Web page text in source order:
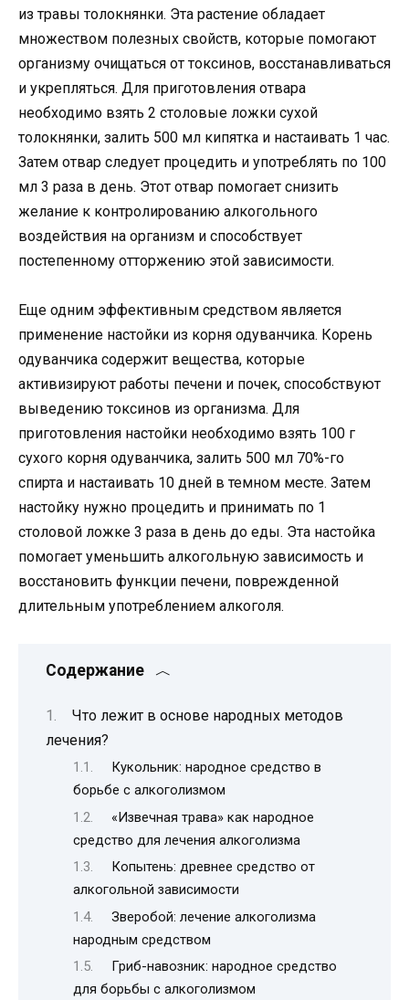
из травы толокнянки. Эта растение обладает
множеством полезных свойств, которые помогают
организму очищаться от токсинов, восстанавливаться
и укрепляться. Для приготовления отвара
необходимо взять 2 столовые ложки сухой
толокнянки, залить 500 мл кипятка и настаивать 1 час.
Затем отвар следует процедить и употреблять по 100
мл 3 раза в день. Этот отвар помогает снизить
желание к контролированию алкогольного
воздействия на организм и способствует
постепенному отторжению этой зависимости.
Еще одним эффективным средством является
применение настойки из корня одуванчика. Корень
одуванчика содержит вещества, которые
активизируют работы печени и почек, способствуют
выведению токсинов из организма. Для
приготовления настойки необходимо взять 100 г
сухого корня одуванчика, залить 500 мл 70%-го
спирта и настаивать 10 дней в темном месте. Затем
настойку нужно процедить и принимать по 1
столовой ложке 3 раза в день до еды. Эта настойка
помогает уменьшить алкогольную зависимость и
восстановить функции печени, поврежденной
длительным употреблением алкоголя.
Содержание
Что лежит в основе народных методов
лечения?
Кукольник: народное средство в
борьбе с алкоголизмом
«Извечная трава» как народное
средство для лечения алкоголизма
Копытень: древнее средство от
алкогольной зависимости
Зверобой: лечение алкоголизма
народным средством
Гриб-навозник: народное средство
для борьбы с алкоголизмом